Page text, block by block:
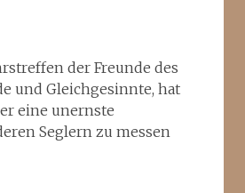
der Freunde des
und Gleichgesinnte, hat
eine unernste
Seglern zu messen